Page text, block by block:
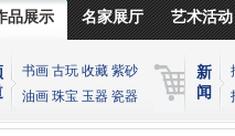
品展示 名家展厅 艺术活动
书画 古玩 收藏 紫砂
油画 珠宝 玉器 瓷器
新
闻